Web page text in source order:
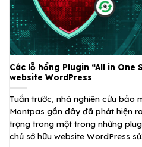
Các lỗ hổng Plugin “All in One
website WordPress
Tuần trước, nhà nghiên cứu bảo
Montpas gần đây đã phát hiện
trọng trong một trong những
chủ sở hữu website WordPress